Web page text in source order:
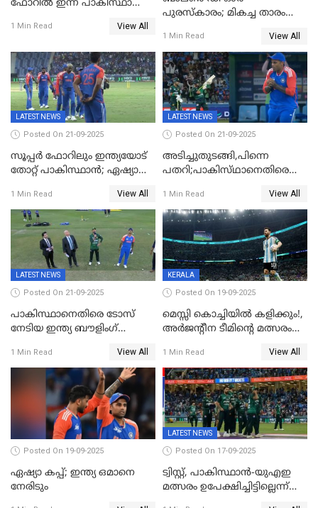
ഫോറിൽ ഇന്ന് പാകിസ്ഥാനും
1 Min Read View All
പുരസ്‌കാരം; മികച്ച താരം
1 Min Read View All
LATEST NEWS
Posted On 21-09-2025
സൂപ്പർ ഫോറിലും ഇന്ത്യയോട്
തോറ്റ് പാകിസ്ഥാൻ; ഏഷ്യാ
ഇന്ത്യ, അഭിഷേക് ശർമ്മയ്ക്ക്
അർദ്ധ സെഞ്ച്വറി
1 Min Read View All
LATEST NEWS
Posted On 21-09-2025
അടിച്ചുതുടങ്ങി,പിന്നെ
പതറി;പാകിസ്‌ഥാനെതിരെ
വിജയലക്ഷ്യം
1 Min Read View All
LATEST NEWS
Posted On 21-09-2025
പാകിസ്ഥാനെതിരെ ടോസ്
നേടിയ ഇന്ത്യ ബൗളിംഗ്
1 Min Read View All
KERALA
Posted On 19-09-2025
മെസ്സി കൊച്ചിയിൽ കളിക്കും!,
അർജന്റീന ടീമിന്റെ മത്സരം
നടത്താൻ ആലോചന
1 Min Read View All
Posted On 19-09-2025
ഏഷ്യാ കപ്പ്; ഇന്ത്യ ഒമാനെ
നേരിടും
LATEST NEWS
Posted On 17-09-2025
ട്വിസ്റ്റ്, പാകിസ്ഥാൻ-യുഎഇ
മത്സരം ഉപേക്ഷിച്ചിട്ടില്ലെന്ന്